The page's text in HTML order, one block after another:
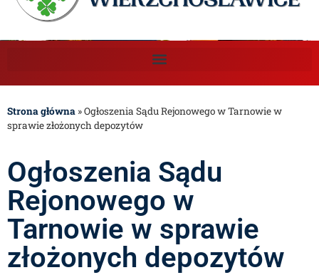
Strona główna »Ogłoszenia Sądu Rejonowego w Tarnowie w
sprawie złożonych depozytów
Ogłoszenia Sądu
Rejonowego w
Tarnowie w sprawie
złożonych depozytów